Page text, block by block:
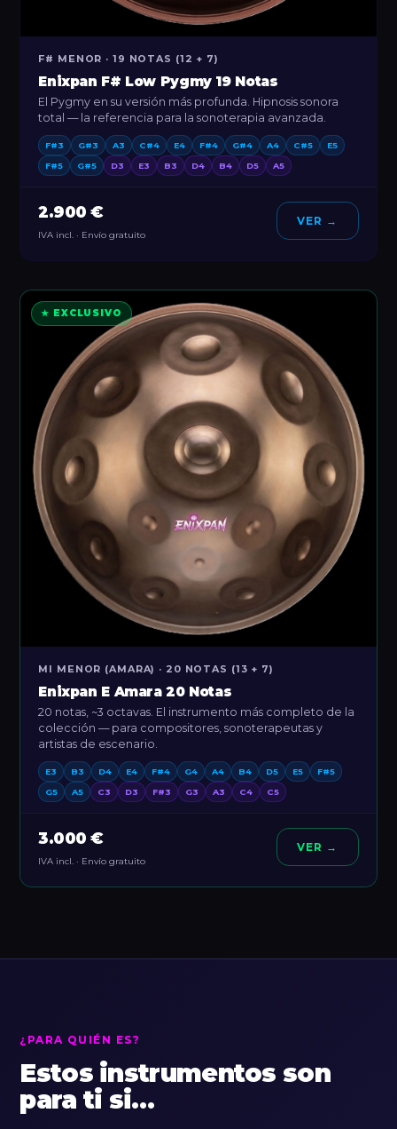
F# MENOR · 19 NOTAS (12 + 7)
Enixpan F# Low Pygmy 19 Notas
El Pygmy en su versión más profunda. Hipnosis sonora
total — la referencia para la sonoterapia avanzada.
F#3 G#3 A3 C#4 E4 F#4 G#4 A4 C#5 E5
F#5 G#5 D3 E3 B3 D4 B4 D5 A5
2.900 €
IVA incl. · Envío gratuito
VER →
★ EXCLUSIVO
MI MENOR (AMARA) · 20 NOTAS (13 + 7)
Enixpan E Amara 20 Notas
20 notas, ~3 octavas. El instrumento más completo de la
colección — para compositores, sonoterapeutas y
artistas de escenario.
E3 B3 D4 E4 F#4 G4 A4 B4 D5 E5 F#5
G5 A5 C3 D3 F#3 G3 A3 C4 C5
3.000 €
IVA incl. · Envío gratuito
VER →
¿PARA QUIÉN ES?
Estos instrumentos son
para ti si…